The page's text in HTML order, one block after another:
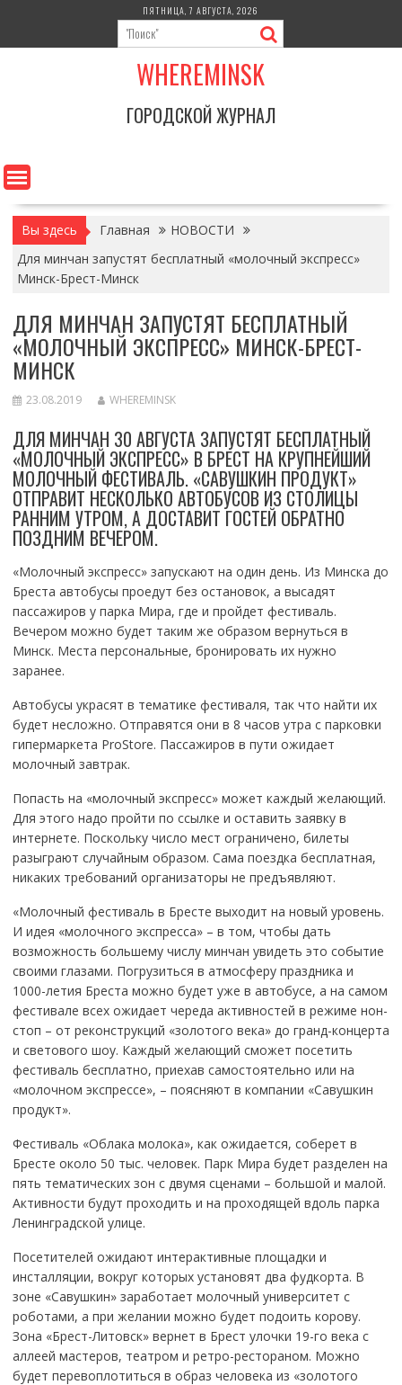
содержимому
ПЯТНИЦА, 7 АВГУСТА, 2026
WHEREMINSK
ГОРОДСКОЙ ЖУРНАЛ
Вы здесь Главная
НОВОСТИ
Для минчан запустят бесплатный «молочный экспресс»
Минск-Брест-Минск
ДЛЯ МИНЧАН ЗАПУСТЯТ БЕСПЛАТНЫЙ
«МОЛОЧНЫЙ ЭКСПРЕСС» МИНСК-БРЕСТ-
МИНСК
23.08.2019 WHEREMINSK
ДЛЯ МИНЧАН 30 АВГУСТА ЗАПУСТЯТ БЕСПЛАТНЫЙ
«МОЛОЧНЫЙ ЭКСПРЕСС» В БРЕСТ НА КРУПНЕЙШИЙ
МОЛОЧНЫЙ ФЕСТИВАЛЬ. «САВУШКИН ПРОДУКТ»
ОТПРАВИТ НЕСКОЛЬКО АВТОБУСОВ ИЗ СТОЛИЦЫ
РАННИМ УТРОМ, А ДОСТАВИТ ГОСТЕЙ ОБРАТНО
ПОЗДНИМ ВЕЧЕРОМ.
«Молочный экспресс» запускают на один день. Из Минска до
Бреста автобусы проедут без остановок, а высадят
пассажиров у парка Мира, где и пройдет фестиваль.
Вечером можно будет таким же образом вернуться в
Минск. Места персональные, бронировать их нужно
заранее.
Автобусы украсят в тематике фестиваля, так что найти их
будет несложно. Отправятся они в 8 часов утра с парковки
гипермаркета ProStore. Пассажиров в пути ожидает
молочный завтрак.
Попасть на «молочный экспресс» может каждый желающий.
Для этого надо пройти по ссылке и оставить заявку в
интернете. Поскольку число мест ограничено, билеты
разыграют случайным образом. Сама поездка бесплатная,
никаких требований организаторы не предъявляют.
«Молочный фестиваль в Бресте выходит на новый уровень.
И идея «молочного экспресса» – в том, чтобы дать
возможность большему числу минчан увидеть это событие
своими глазами. Погрузиться в атмосферу праздника и
1000-летия Бреста можно будет уже в автобусе, а на самом
фестивале всех ожидает череда активностей в режиме нон-
стоп – от реконструкций «золотого века» до гранд-концерта
и светового шоу. Каждый желающий сможет посетить
фестиваль бесплатно, приехав самостоятельно или на
«молочном экспрессе», – поясняют в компании «Савушкин
продукт».
Фестиваль «Облака молока», как ожидается, соберет в
Бресте около 50 тыс. человек. Парк Мира будет разделен на
пять тематических зон с двумя сценами – большой и малой.
Активности будут проходить и на проходящей вдоль парка
Ленинградской улице.
Посетителей ожидают интерактивные площадки и
инсталляции, вокруг которых установят два фудкорта. В
зоне «Савушкин» заработает молочный университет с
роботами, а при желании можно будет подоить корову.
Зона «Брест-Литовск» вернет в Брест улочки 19-го века с
аллеей мастеров, театром и ретро-рестораном. Можно
будет перевоплотиться в образ человека из «золотого